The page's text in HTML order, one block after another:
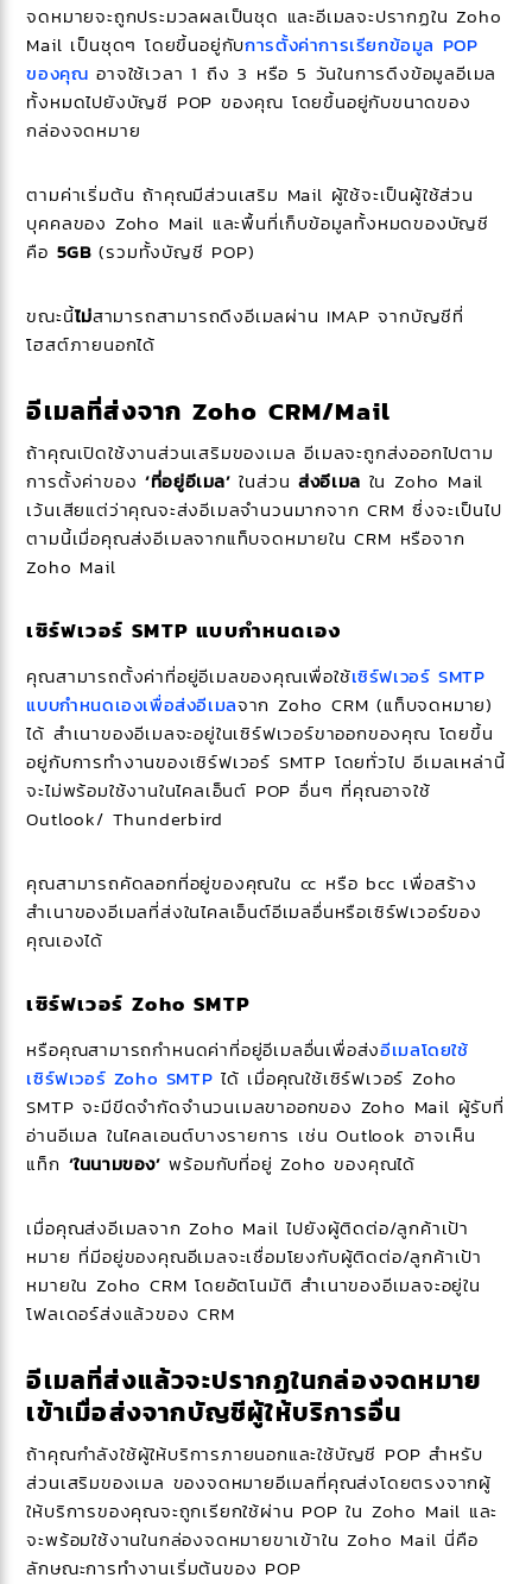
จดหมายจะถูกประมวลผลเป็นชุด และอีเมลจะปรากฏใน Zoho
Mail เป็นชุดๆ โดยขึ้นอยู่กับการตั้งค่าการเรียกข้อมูล POP
ของคุณ อาจใช้เวลา 1 ถึง 3 หรือ 5 วันในการดึงข้อมูลอีเมล
ทั้งหมดไปยังบัญชี POP ของคุณ โดยขึ้นอยู่กับขนาดของ
กล่องจดหมาย
ตามค่าเริ่มต้น ถ้าคุณมีส่วนเสริม Mail ผู้ใช้จะเป็นผู้ใช้ส่วน
บุคคลของ Zoho Mail และพื้นที่เก็บข้อมูลทั้งหมดของบัญชี
คือ 5GB(รวมทั้งบัญชี POP)
ขณะนี้ไม่สามารถสามารถดึงอีเมลผ่าน IMAP จากบัญชีที่
โฮสต์ภายนอกได้
อีเมลที่ส่งจาก Zoho CRM/Mail
ถ้าคุณเปิดใช้งานส่วนเสริมของเมล อีเมลจะถูกส่งออกไปตาม
การตั้งค่าของ‘ที่อยู่อีเมล’ ในส่วนส่งอีเมล ใน Zoho Mail
เว้นเสียแต่ว่าคุณจะส่งอีเมลจำนวนมากจาก CRM ซึ่งจะเป็นไป
ตามนี้เมื่อคุณส่งอีเมลจากแท็บจดหมายใน CRM หรือจาก
Zoho Mail
เซิร์ฟเวอร์ SMTP แบบกำหนดเอง
คุณสามารถตั้งค่าที่อยู่อีเมลของคุณเพื่อใช้เซิร์ฟเวอร์ SMTP
แบบกำหนดเองเพื่อส่งอีเมลจาก Zoho CRM (แท็บจดหมาย)
ได้ สำเนาของอีเมลจะอยู่ในเซิร์ฟเวอร์ขาออกของคุณ โดยขึ้น
อยู่กับการทำงานของเซิร์ฟเวอร์ SMTP โดยทั่วไป อีเมลเหล่านี้
จะไม่พร้อมใช้งานในไคลเอ็นต์ POP อื่นๆ ที่คุณอาจใช้
Outlook/ Thunderbird
คุณสามารถคัดลอกที่อยู่ของคุณใน cc หรือ bcc เพื่อสร้าง
สำเนาของอีเมลที่ส่งในไคลเอ็นต์อีเมลอื่นหรือเซิร์ฟเวอร์ของ
คุณเองได้
เซิร์ฟเวอร์ Zoho SMTP
หรือคุณสามารถกำหนดค่าที่อยู่อีเมลอื่นเพื่อส่งอีเมลโดยใช้
เซิร์ฟเวอร์ Zoho SMTP ได้ เมื่อคุณใช้เซิร์ฟเวอร์ Zoho
SMTP จะมีขีดจำกัดจำนวนเมลขาออกของ Zoho Mail ผู้รับที่
อ่านอีเมล ในไคลเอนต์บางรายการ เช่น Outlook อาจเห็น
แท็ก ‘ในนามของ’ พร้อมกับที่อยู่ Zoho ของคุณได้
เมื่อคุณส่งอีเมลจาก Zoho Mail ไปยังผู้ติดต่อ/ลูกค้าเป้า
หมาย ที่มีอยู่ของคุณอีเมลจะเชื่อมโยงกับผู้ติดต่อ/ลูกค้าเป้า
หมายใน Zoho CRM โดยอัตโนมัติ สำเนาของอีเมลจะอยู่ใน
โฟลเดอร์ส่งแล้วของ CRM
อีเมลที่ส่งแล้วจะปรากฏในกล่องจดหมาย
เข้าเมื่อส่งจากบัญชีผู้ให้บริการอื่น
ถ้าคุณกำลังใช้ผู้ให้บริการภายนอกและใช้บัญชี POP สำหรับ
ส่วนเสริมของเมล ของจดหมายอีเมลที่คุณส่งโดยตรงจากผู้
ให้บริการของคุณจะถูกเรียกใช้ผ่าน POP ใน Zoho Mail และ
จะพร้อมใช้งานในกล่องจดหมายขาเข้าใน Zoho Mail นี่คือ
ลักษณะการทำงานเริ่มต้นของ POP